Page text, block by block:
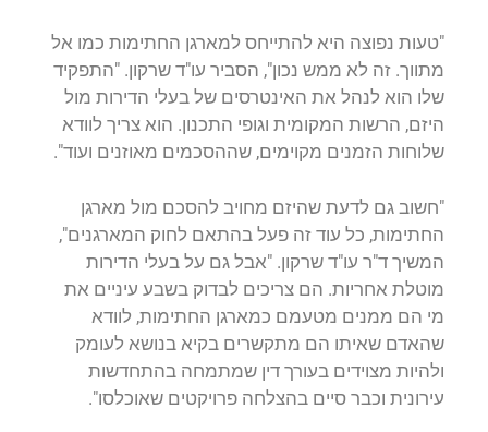
"טעות נפוצה היא להתייחס למארגן החתימות כמו אל
מתווך. זה לא ממש נכון", הסביר עו"ד שרקון. "התפקיד
שלו הוא לנהל את האינטרסים של בעלי הדירות מול
היזם, הרשות המקומית וגופי התכנון. הוא צריך לוודא
שלוחות הזמנים מקוימים, שההסכמים מאוזנים ועוד".
"חשוב גם לדעת שהיזם מחויב להסכם מול מארגן
החתימות, כל עוד זה פעל בהתאם לחוק המארגנים",
המשיך ד"ר עו"ד שרקון. "אבל גם על בעלי הדירות
מוטלת אחריות. הם צריכים לבדוק בשבע עיניים את
מי הם ממנים מטעמם כמארגן החתימות, לוודא
שהאדם שאיתו הם מתקשרים בקיא בנושא לעומק
ולהיות מצוידים בעורך דין שמתמחה בהתחדשות
עירונית וכבר סיים בהצלחה פרויקטים שאוכלסו".